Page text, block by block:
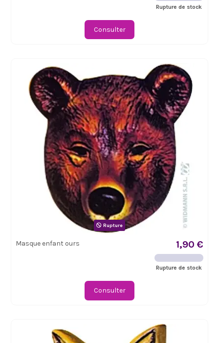
Rupture de stock
Consulter
Rupture
Masque enfant ours 1,90 €
Rupture de stock
Consulter